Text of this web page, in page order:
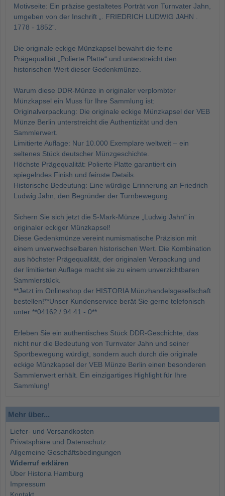
Motivseite: Ein präzise gestaltetes Porträt von Turnvater Jahn,
umgeben von der Inschrift „. FRIEDRICH LUDWIG JAHN .
1778 - 1852“.
Die originale eckige Münzkapsel bewahrt die feine
Prägequalität „Polierte Platte“ und unterstreicht den
historischen Wert dieser Gedenkmünze.
Warum diese DDR-Münze in originaler verplombter
Münzkapsel ein Muss für Ihre Sammlung ist:
Originalverpackung: Die originale eckige Münzkapsel der VEB
Münze Berlin unterstreicht die Authentizität und den
Sammlerwert.
Limitierte Auflage: Nur 10.000 Exemplare weltweit – ein
seltenes Stück deutscher Münzgeschichte.
Höchste Prägequalität: Polierte Platte garantiert ein
spiegelndes Finish und feinste Details.
Historische Bedeutung: Eine würdige Erinnerung an Friedrich
Ludwig Jahn, den Begründer der Turnbewegung.
Sichern Sie sich jetzt die 5-Mark-Münze „Ludwig Jahn“ in
originaler eckiger Münzkapsel!
Diese Gedenkmünze vereint numismatische Präzision mit
einem unverwechselbaren historischen Wert. Die Kombination
aus höchster Prägequalität, der originalen Verpackung und
der limitierten Auflage macht sie zu einem unverzichtbaren
Sammlerstück.
**Jetzt im Onlineshop der HISTORIA Münzhandelsgesellschaft
bestellen!**Unser Kundenservice berät Sie gerne telefonisch
unter **04162 / 94 41 - 0**.
Erleben Sie ein authentisches Stück DDR-Geschichte, das
nicht nur die Bedeutung von Turnvater Jahn und seiner
Sportbewegung würdigt, sondern auch durch die originale
eckige Münzkapsel der VEB Münze Berlin einen besonderen
Sammlerwert erhält. Ein einzigartiges Highlight für Ihre
Sammlung!
Mehr über...
Liefer- und Versandkosten
Privatsphäre und Datenschutz
Allgemeine Geschäftsbedingungen
Widerruf erklären
Über Historia Hamburg
Impressum